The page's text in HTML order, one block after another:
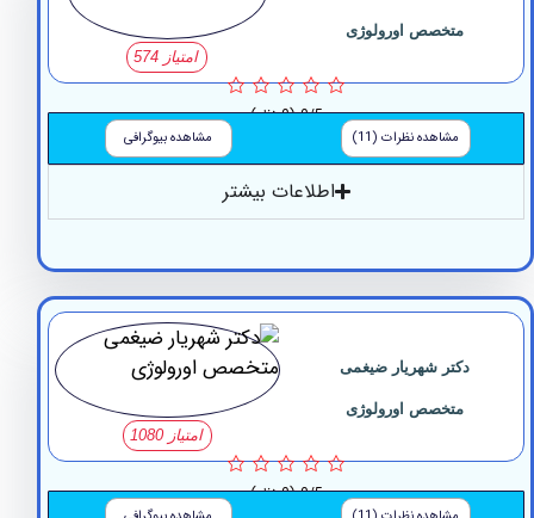
متخصص اورولوژی
0/5 (0 نظر)
مشاهده نظرات (11) مشاهده بیوگرافی
اطلاعات بیشتر
دکتر شهریار ضیغمی
متخصص اورولوژی
0/5 (0 نظر)